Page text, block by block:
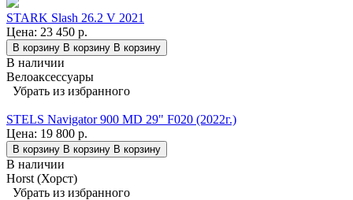
STARK Slash 26.2 V 2021
Цена: 23 450 р.
В корзину В корзину В корзину
В наличии
Велоаксессуары
Убрать из избранного
STELS Navigator 900 MD 29" F020 (2022г.)
Цена: 19 800 р.
В корзину В корзину В корзину
В наличии
Horst (Хорст)
Убрать из избранного